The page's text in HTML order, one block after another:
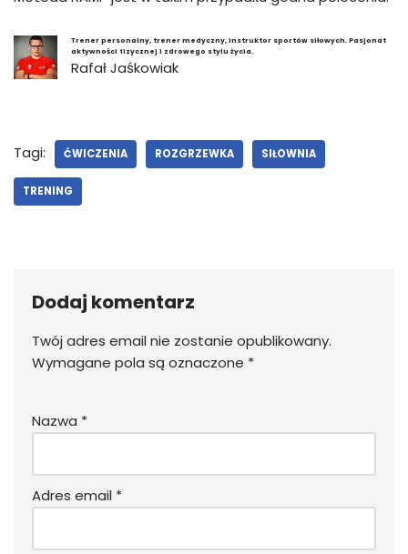
Trener personalny, trener medyczny, instruktor sportów siłowych. Pasjonat
aktywności fizycznej i zdrowego stylu życia.
Rafał Jaśkowiak
Tagi: ĆWICZENIA ROZGRZEWKA SIŁOWNIA
TRENING
Dodaj komentarz
Twój adres email nie zostanie opublikowany.
Wymagane pola są oznaczone *
Nazwa *
Adres email *